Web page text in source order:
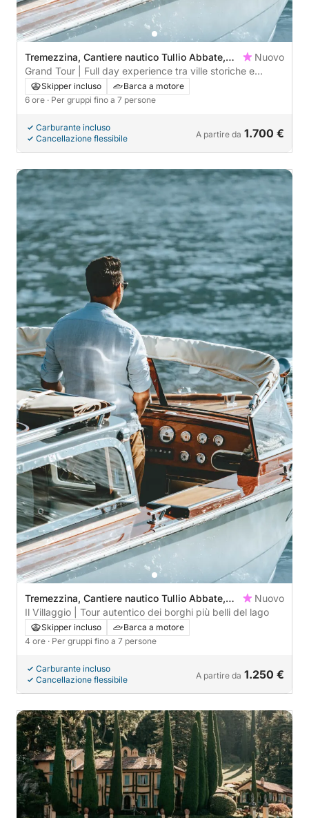
Tremezzina, Cantiere nautico Tullio Abbate,
Italy
Nuovo
Grand Tour | Full day experience tra ville storiche e
borghi iconici
Skipper incluso
Barca a motore
6 ore · Per gruppi fino a 7 persone
Carburante incluso
Cancellazione flessibile
A partire da 1.700 €
Tremezzina, Cantiere nautico Tullio Abbate,
Italy
Nuovo
Il Villaggio | Tour autentico dei borghi più belli del lago
Skipper incluso
Barca a motore
4 ore · Per gruppi fino a 7 persone
Carburante incluso
Cancellazione flessibile
A partire da 1.250 €